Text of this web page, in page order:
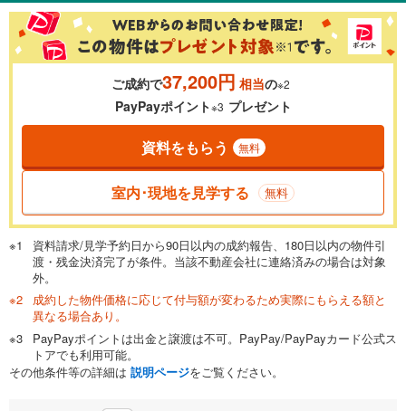
金利 ％
0.01%
一般的には最長35年まで借り入れ可能です。多くの金融機関
が完済時の年齢は80歳までを条件としています。
閉じる
頭金 万円
0万円 2,480万円
自己資金から住宅購入にかけられる金額を入力してくださ
い。一般的には物件価格の2割までが目安です。
閉じる
ボーナス
万円
ご成約で37,200円 相当の※2
PayPayポイント※3 プレゼント
資料をもらう 無料
室内･現地を見学する 無料
資料請求/見学予約日から90日以内の成約報告、180日以内の物件引
渡・残金決済完了が条件。当該不動産会社に連絡済みの場合は対象
外。
成約した物件価格に応じて付与額が変わるため実際にもらえる額と
異なる場合あり。
PayPayポイントは出金と譲渡は不可。PayPay/PayPayカード公式ス
トアでも利用可能。
その他条件等の詳細は 説明ページをご覧ください。